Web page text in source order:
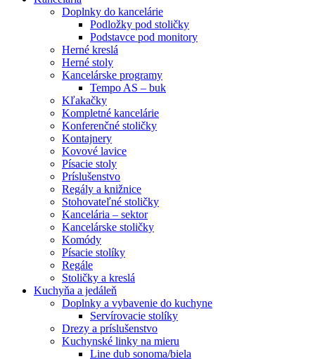
Doplnky do kancelárie
Podložky pod stoličky
Podstavce pod monitory
Herné kreslá
Herné stoly
Kancelárske programy
Tempo AS – buk
Kľakačky
Kompletné kancelárie
Konferenčné stoličky
Kontajnery
Kovové lavice
Písacie stoly
Príslušenstvo
Regály a knižnice
Stohovateľné stoličky
Kancelária – sektor
Kancelárske stoličky
Komódy
Písacie stolíky
Regále
Stoličky a kreslá
Kuchyňa a jedáleň
Doplnky a vybavenie do kuchyne
Servírovacie stolíky
Drezy a príslušenstvo
Kuchynské linky na mieru
Line dub sonoma/biela